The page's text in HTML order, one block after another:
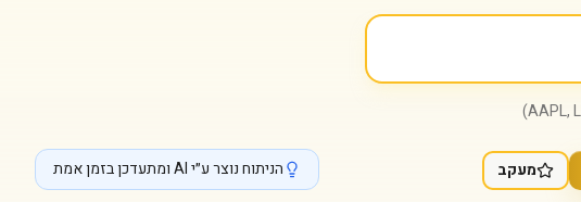
מעקב הניתוח נוצר ע״י AI ומתעדכן בזמן אמת